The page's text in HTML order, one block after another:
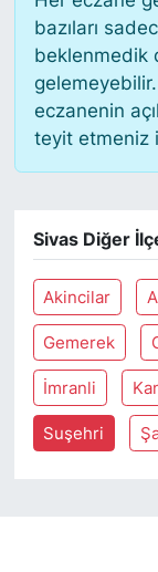
bazıları
beklenmedik
eczanenin
teyit etmeniz
Sivas Diğer
Akincilar
Gemerek
İmranli
Suşehri
SARIYER
SEKTÖR
SİYASET
SON
SPOR
TÜRKİYE
VİDEO